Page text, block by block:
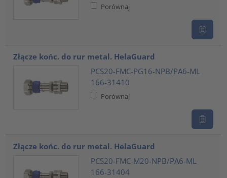
Porównaj
Złącze końc. do rur metal. HelaGuard
PCS20-FMC-PG16-NPB/PA6-ML
166-31410
Porównaj
Złącze końc. do rur metal. HelaGuard
PCS20-FMC-M20-NPB/PA6-ML
166-31404